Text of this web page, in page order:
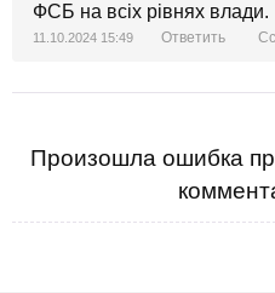
ФСБ на всіх рівнях влади.
11.10.2024 15:49 Ответить
Произошла ошибка